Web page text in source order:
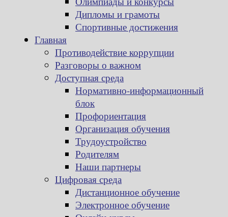
Дипломы и грамоты
Спортивные достижения
Главная
Противодействие коррупции
Разговоры о важном
Доступная среда
Нормативно-информационный
блок
Профориентация
Организация обучения
Трудоустройство
Родителям
Наши партнеры
Цифровая среда
Дистанционное обучение
Электронное обучение